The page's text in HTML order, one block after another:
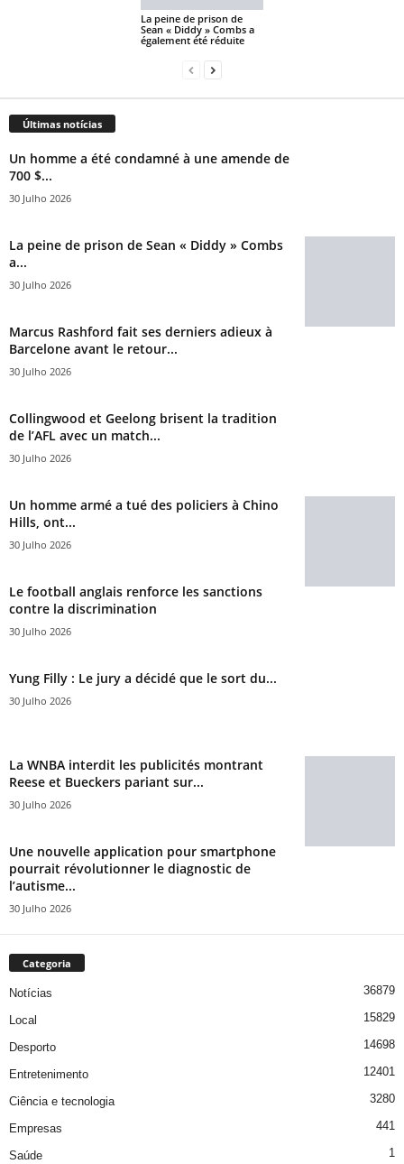
La peine de prison de
Sean « Diddy » Combs a
également été réduite
Últimas notícias
Un homme a été condamné à une amende de
700 $...
30 Julho 2026
La peine de prison de Sean « Diddy » Combs
a...
30 Julho 2026
Marcus Rashford fait ses derniers adieux à
Barcelone avant le retour...
30 Julho 2026
Collingwood et Geelong brisent la tradition
de l’AFL avec un match...
30 Julho 2026
Un homme armé a tué des policiers à Chino
Hills, ont...
30 Julho 2026
Le football anglais renforce les sanctions
contre la discrimination
30 Julho 2026
Yung Filly : Le jury a décidé que le sort du...
30 Julho 2026
La WNBA interdit les publicités montrant
Reese et Bueckers pariant sur...
30 Julho 2026
Une nouvelle application pour smartphone
pourrait révolutionner le diagnostic de
l’autisme...
30 Julho 2026
Categoria
Notícias 36879
Local 15829
Desporto 14698
Entretenimento 12401
Ciência e tecnologia 3280
Empresas 441
Saúde 1